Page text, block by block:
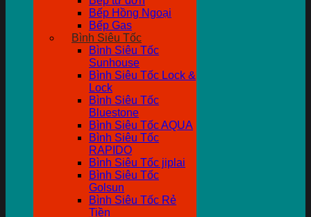
Bếp Hồng Ngoại
Bếp Gas
Bình Siêu Tốc
Bình Siêu Tốc
Sunhouse
Bình Siêu Tốc Lock &
Lock
Bình Siêu Tốc
Bluestone
Bình Siêu Tốc AQUA
Bình Siêu Tốc
RAPIDO
Bình Siêu Tốc jiplai
Bình Siêu Tốc
Golsun
Bình Siêu Tốc Rẻ
Tiền